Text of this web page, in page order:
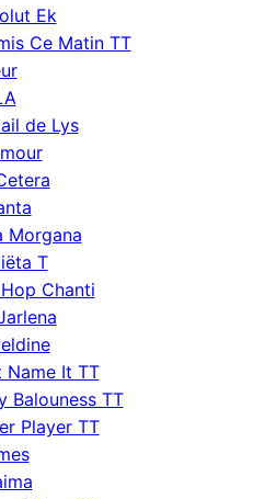
Ek
Ce Matin TT
de Lys
Morgana
T
Chanti
Name It TT
Balouness TT
Player TT